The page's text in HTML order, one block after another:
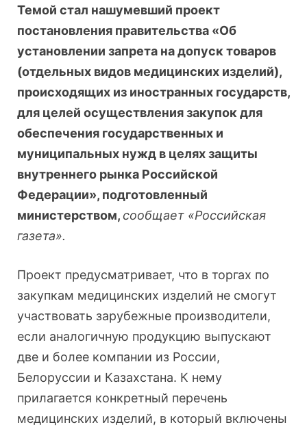
Темой стал нашумевший проект
постановления правительства «Об
установлении запрета на допуск товаров
(отдельных видов медицинских изделий),
происходящих из иностранных государств,
для целей осуществления закупок для
обеспечения государственных и
муниципальных нужд в целях защиты
внутреннего рынка Российской
Федерации», подготовленный
министерством, сообщает «Российская
газета».
Проект предусматривает, что в торгах по
закупкам медицинских изделий не смогут
участвовать зарубежные производители,
если аналогичную продукцию выпускают
две и более компании из России,
Белоруссии и Казахстана. К нему
прилагается конкретный перечень
медицинских изделий, в который включены